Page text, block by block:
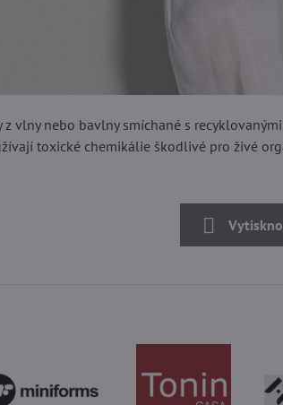
vlny nebo bavlny smíchané s
toxické chemikálie škodlivé pro živé